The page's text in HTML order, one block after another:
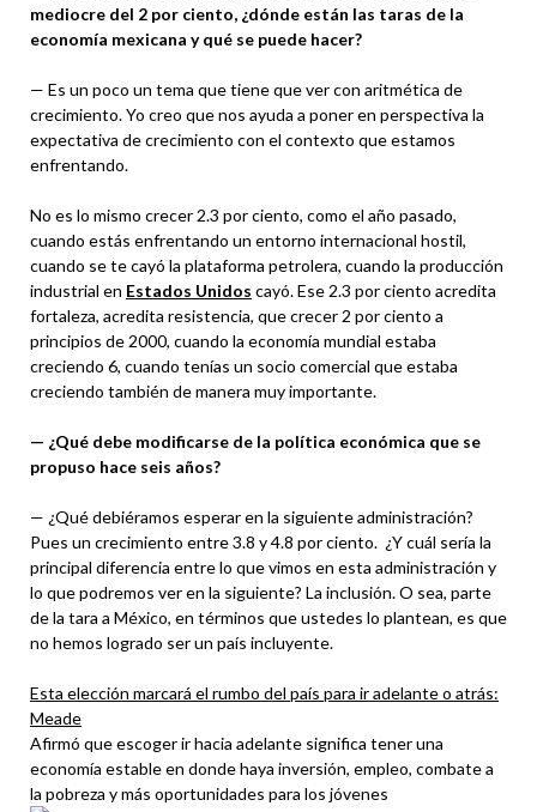
mediocre del 2 por ciento, ¿dónde están las taras de la
economía mexicana y qué se puede hacer?
— Es un poco un tema que tiene que ver con aritmética de
crecimiento. Yo creo que nos ayuda a poner en perspectiva la
expectativa de crecimiento con el contexto que estamos
enfrentando.
No es lo mismo crecer 2.3 por ciento, como el año pasado,
cuando estás enfrentando un entorno internacional hostil,
cuando se te cayó la plataforma petrolera, cuando la producción
industrial en Estados Unidos cayó. Ese 2.3 por ciento acredita
fortaleza, acredita resistencia, que crecer 2 por ciento a
principios de 2000, cuando la economía mundial estaba
creciendo 6, cuando tenías un socio comercial que estaba
creciendo también de manera muy importante.
— ¿Qué debe modificarse de la política económica que se
propuso hace seis años?
— ¿Qué debiéramos esperar en la siguiente administración?
Pues un crecimiento entre 3.8 y 4.8 por ciento. ¿Y cuál sería la
principal diferencia entre lo que vimos en esta administración y
lo que podremos ver en la siguiente? La inclusión. O sea, parte
de la tara a México, en términos que ustedes lo plantean, es que
no hemos logrado ser un país incluyente.
Esta elección marcará el rumbo del país para ir adelante o atrás:
Meade
Afirmó que escoger ir hacia adelante significa tener una
economía estable en donde haya inversión, empleo, combate a
la pobreza y más oportunidades para los jóvenes